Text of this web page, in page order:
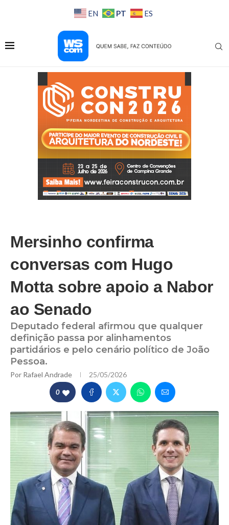
EN PT ES
Mersinho confirma
conversas com Hugo
Motta sobre apoio a Nabor
ao Senado
Deputado federal afirmou que qualquer
definição passa por alinhamentos
partidários e pelo cenário político de João
Pessoa.
Por Rafael Andrade 25/05/2026
0